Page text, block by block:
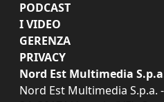
PODCAST
I VIDEO
GERENZA
PRIVACY
Nord Est Multimedia
Nord Est Multimedia S.p.a.